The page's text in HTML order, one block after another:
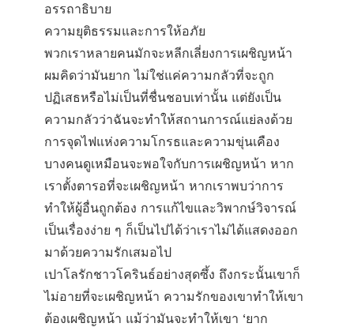
อรรถาธิบาย
ความยุติธรรมและการให้อภัย
พวกเราหลายคนมักจะหลีกเลี่ยงการเผชิญหน้า
ผมคิดว่ามันยาก ไม่ใช่แค่ความกลัวที่จะถูก
ปฏิเสธหรือไม่เป็นที่ชื่นชอบเท่านั้น แต่ยังเป็น
ความกลัวว่าฉันจะทำให้สถานการณ์แย่ลงด้วย
การจุดไฟแห่งความโกรธและความขุ่นเคือง
บางคนดูเหมือนจะพอใจกับการเผชิญหน้า หาก
เราตั้งตารอที่จะเผชิญหน้า หากเราพบว่าการ
ทำให้ผู้อื่นถูกต้อง การแก้ไขและวิพากษ์วิจารณ์
เป็นเรื่องง่าย ๆ ก็เป็นไปได้ว่าเราไม่ได้แสดงออก
มาด้วยความรักเสมอไป
เปาโลรักชาวโครินธ์อย่างสุดซึ้ง ถึงกระนั้นเขาก็
ไม่อายที่จะเผชิญหน้า ความรักของเขาทำให้เขา
ต้องเผชิญหน้า แม้ว่ามันจะทำให้เขา ‘ยาก